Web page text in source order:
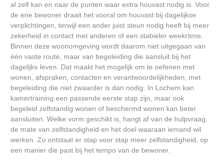
al zelf kan en naar de punten waar extra houvast nodig is. Voor
de ene bewoner draait het vooral om houvast bij dagelijkse
verplichtingen, terwijl een ander juist steun nodig heeft bij meer
zekerheid in contact met anderen of een stabieler weekritme.
Binnen deze woonomgeving wordt daarom niet uitgegaan van
één vaste route, maar van begeleiding die aansluit bij het
dagelijks leven. Dat maakt het mogelijk om te oefenen met
wonen, afspraken, contacten en verantwoordelijkheden, met
begeleiding die niet zwaarder is dan nodig. In Lochem kan
kamertraining een passende eerste stap zijn, maar ook
begeleid zelfstandig wonen of beschermd wonen kan beter
aansluiten. Welke vorm geschikt is, hangt af van de hulpvraag,
de mate van zelfstandigheid en het doel waaraan iemand wil
werken. Zo ontstaat er stap voor stap meer zelfstandigheid, op
een manier die past bij het tempo van de bewoner.